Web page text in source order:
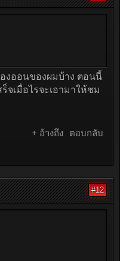
งออนของผมบ้าง ตอนนี้
จเมื่อไรจะเอามาให้ชม
+ อ้างถึง ตอบกลับ
#12